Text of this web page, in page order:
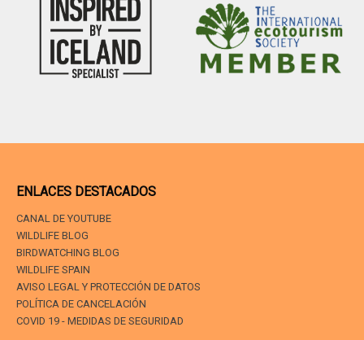
ENLACES DESTACADOS
CANAL DE YOUTUBE
WILDLIFE BLOG
BIRDWATCHING BLOG
WILDLIFE SPAIN
AVISO LEGAL Y PROTECCIÓN DE DATOS
POLÍTICA DE CANCELACIÓN
COVID 19 - MEDIDAS DE SEGURIDAD